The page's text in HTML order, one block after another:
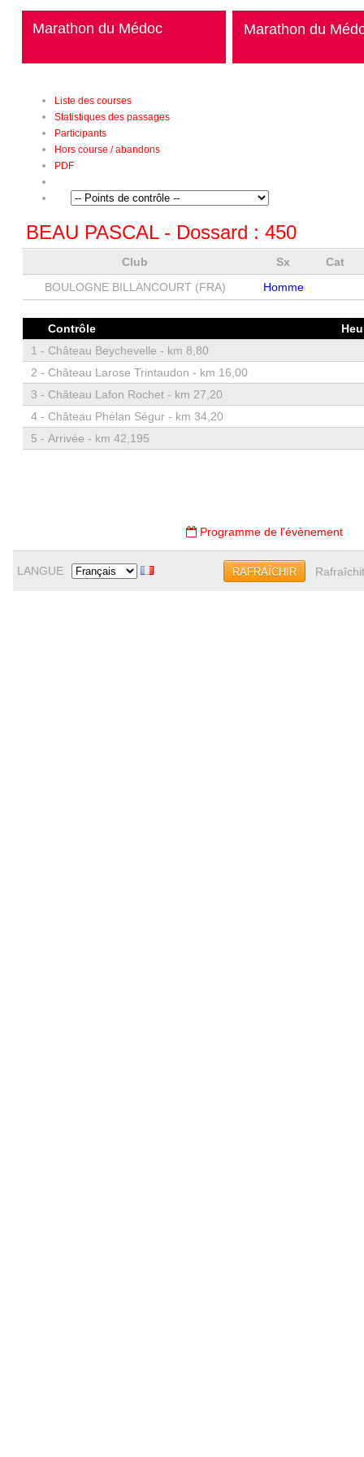
Marathon du Médoc Marathon du
Liste des courses
Statistiques des passages
Participants
Hors course / abandons
PDF
BEAU PASCAL- Dossard : 450
Club Sx
Cat
BOULOGNE BILLANCOURT (FRA)
Homme
Contrôle
1 - Château Beychevelle - km 8,80
2 - Château Larose Trintaudon - km 16,00
3 - Château Lafon Rochet - km 27,20
4 - Château Phélan Ségur - km 34,20
5 - Arrivée - km 42,195
Programme de l'évènement
LANGUE RAFRAÎCHIR